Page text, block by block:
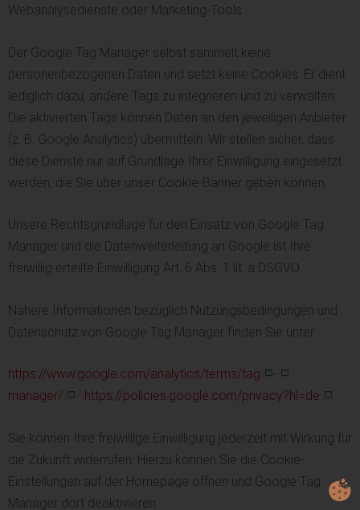
Webanalysedienste oder Marketing-Tools.
Der Google Tag Manager selbst sammelt keine
personenbezogenen Daten und setzt keine Cookies. Er dient
lediglich dazu, andere Tags zu integrieren und zu verwalten.
Die aktivierten Tags können Daten an den jeweiligen Anbieter
(z. B. Google Analytics) übermitteln. Wir stellen sicher, dass
diese Dienste nur auf Grundlage Ihrer Einwilligung eingesetzt
werden, die Sie über unser Cookie-Banner geben können.
Unsere Rechtsgrundlage für den Einsatz von Google Tag
Manager und die Datenweiterleitung an Google ist Ihre
freiwillig erteilte Einwilligung Art. 6 Abs. 1 lit. a DSGVO.
Nähere Informationen bezüglich Nutzungsbedingungen und
Datenschutz von Google Tag Manager finden Sie unter
https://www.google.com/analytics/terms/tag
-
manager/
https://policies.google.com/privacy?hl=de
Sie können Ihre freiwillige Einwilligung jederzeit mit Wirkung für
die Zukunft widerrufen. Hierzu können Sie die Cookie-
Einstellungen auf der Homepage öffnen und Google Tag
Manager dort deaktivieren.